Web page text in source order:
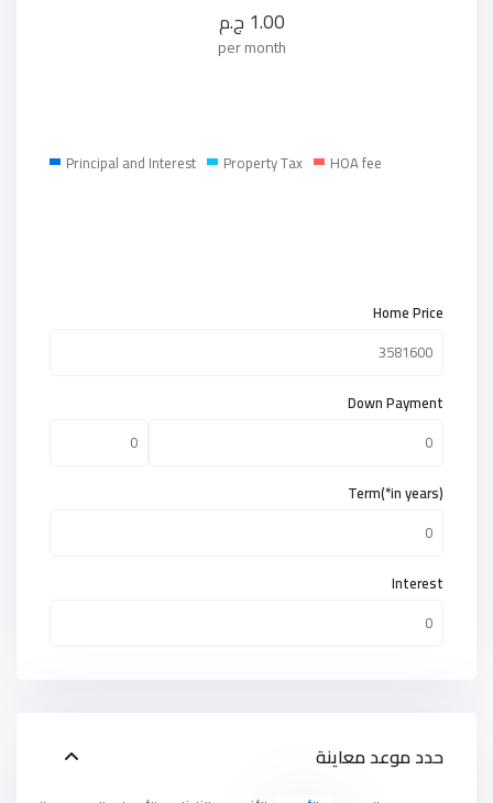
1.00 ج.م
per month
Principal and Interest Property Tax HOA fee
Home Price
Down Payment
Term(*in years)
Interest
حدد موعد معاينة